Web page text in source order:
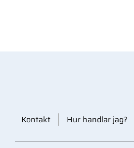
Kontakt Hur handlar jag?